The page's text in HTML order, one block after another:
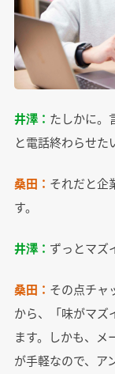
井澤： たしかに。
と電話終わらせた
桑田： それだと企
す。
井澤： ずっとマズ
桑田： その点チャ
から、「味がマズ
ます。しかも、メ
が手軽なので、ア